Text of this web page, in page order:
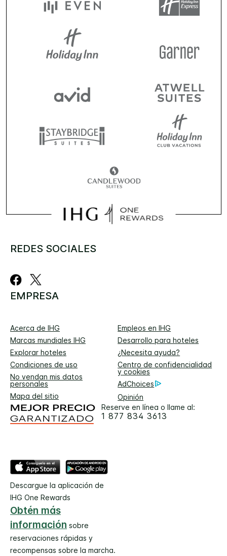
REDES SOCIALES
EMPRESA
Acerca de IHG
Empleos en IHG
Marcas mundiales IHG
Desarrollo para hoteles
Explorar hoteles
¿Necesita ayuda?
Condiciones de uso
Centro de confidencialidad
y cookies
No vendan mis datos
personales
AdChoices
Mapa del sitio
Opinión
Reserve en línea o llame al:
1 877 834 3613
Descargue la aplicación de
IHG One Rewards
Obtén más
información sobre
reservaciones rápidas y
recompensas sobre la marcha.